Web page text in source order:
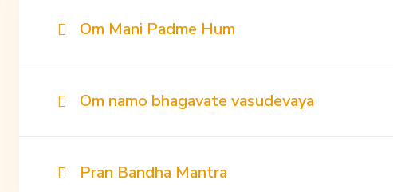
Om Mani Padme Hum
Om namo bhagavate vasudevaya
Pran Bandha Mantra